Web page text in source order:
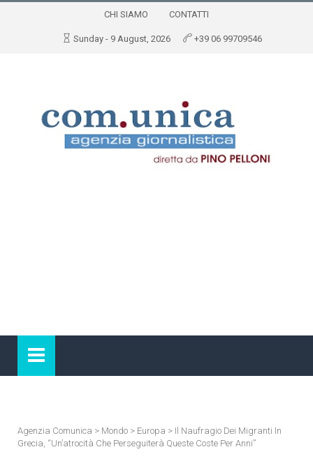
CHI SIAMO CONTATTI
Sunday - 9 August, 2026 +39 06 99709546
Agenzia Comunica > Mondo > Europa > Il Naufragio Dei Migranti In
Grecia, “un’atrocità Che Perseguiterà Queste Coste Per Anni”